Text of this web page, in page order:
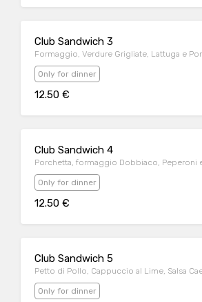
Club Sandwich 3
Formaggio, Verdure Grigliate, Lattuga e
Only for dinner
12.50 €
Club Sandwich 4
Porchetta, formaggio Dobbiaco, Peperoni
Only for dinner
12.50 €
Club Sandwich 5
Petto di Pollo, Cappuccio al Lime, Salsa
Only for dinner